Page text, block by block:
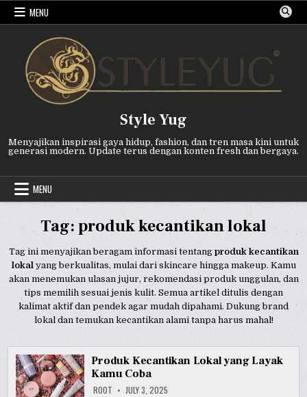
Skip
MENU
Style Yug
Menyajikan inspirasi gaya hidup, fashion, dan tren masa kini untuk
generasi modern. Update terus dengan konten fresh dan bergaya.
MENU
Tag:produk kecantikan lokal
Tag ini menyajikan beragam informasi tentang produk kecantikan
lokalyang berkualitas, mulai dari skincare hingga makeup. Kamu
akan menemukan ulasan jujur, rekomendasi produk unggulan, dan
tips memilih sesuai jenis kulit. Semua artikel ditulis dengan
kalimat aktif dan pendek agar mudah dipahami. Dukung brand
lokal dan temukan kecantikan alami tanpa harus mahal!
Produk Kecantikan Lokal yang Layak
Kamu Coba
ROOT JULY 3, 2025